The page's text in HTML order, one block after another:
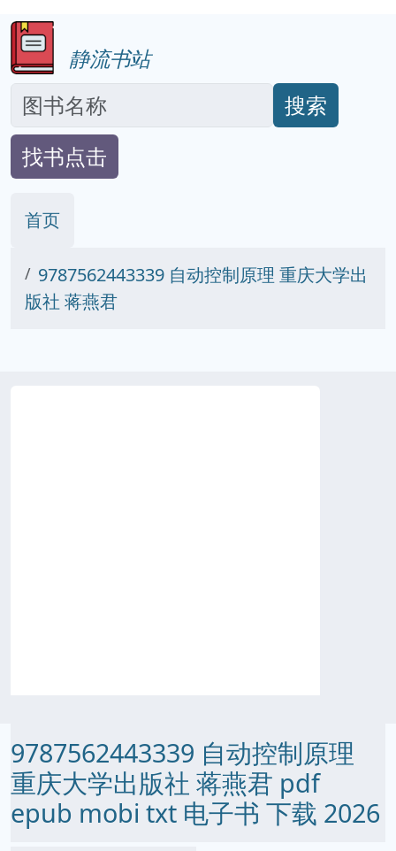
静流书站
搜索
找书点击
首页
9787562443339 自动控制原理 重庆大学出
版社 蒋燕君
9787562443339 自动控制原理
重庆大学出版社 蒋燕君 pdf
epub mobi txt 电子书 下载 2026